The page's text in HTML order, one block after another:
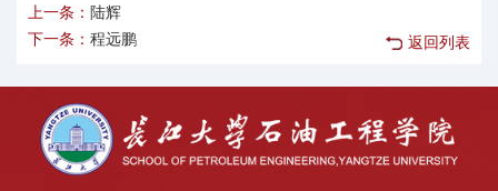
上一条： 陆辉
下一条： 程远鹏 返回列表